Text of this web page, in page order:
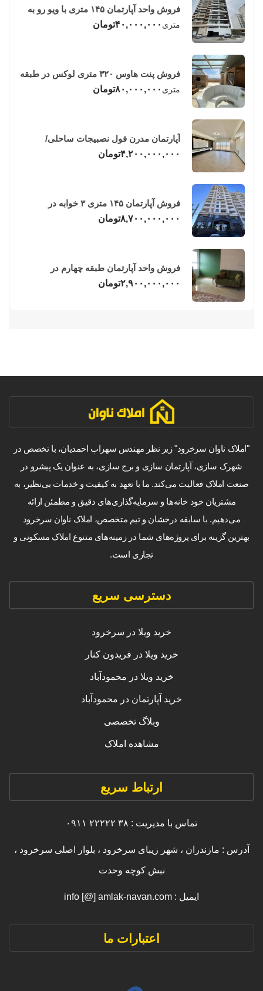
فروش واحد آپارتمان ۱۴۵ متری با ویو رو به
دریا در فریدونکنار
متری ۴۰,۰۰۰,۰۰۰تومان
فروش پنت هاوس ۳۲۰ متری لوکس در طبقه
چهاردهم فریدونکنار
متری ۸۰,۰۰۰,۰۰۰تومان
آپارتمان مدرن فول نصبیجات ساحلی/
فریدونکنار
۴,۲۰۰,۰۰۰,۰۰۰تومان
فروش آپارتمان ۱۴۵ متری ۳ خوابه در
فریدونکنار
۸,۷۰۰,۰۰۰,۰۰۰تومان
فروش واحد آپارتمان طبقه چهارم در
فریدونکنار
۲,۹۰۰,۰۰۰,۰۰۰تومان
"املاک ناوان سرخرود" زیر نظر مهندس سهراب احمدیان، با تخصص در
شهرک سازی، آپارتمان سازی و برج سازی، به عنوان یک پیشرو در
صنعت املاک فعالیت می‌کند. ما با تعهد به کیفیت و خدمات بی‌نظیر، به
مشتریان خود خانه‌ها و سرمایه‌گذاری‌های دقیق و مطمئن ارائه
می‌دهیم. با سابقه درخشان و تیم متخصص، املاک ناوان سرخرود
بهترین گزینه برای پروژه‌های شما در زمینه‌های متنوع املاک مسکونی و
تجاری است.
دسترسی سریع
خرید ویلا در سرخرود
خرید ویلا در فریدون کنار
خرید ویلا در محمودآباد
خرید آپارتمان در محمودآباد
وبلاگ تخصصی
مشاهده املاک
ارتباط سریع
تماس با مدیریت : ۳۸ ۲۲۲۲۲ ۰۹۱۱
آدرس : مازندران ، شهر زیبای سرخرود ، بلوار اصلی سرخرود ،
نبش کوچه وحدت
ایمیل : info [@] amlak-navan.com
اعتبارات ما